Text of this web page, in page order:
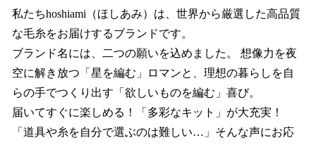
私たちhoshiami（ほしあみ）は、世界から厳選した高品質
な毛糸をお届けするブランドです。
ブランド名には、二つの願いを込めました。 想像力を夜
空に解き放つ「星を編む」ロマンと、理想の暮らしを自
らの手でつくり出す「欲しいものを編む」喜び。
届いてすぐに楽しめる！「多彩なキット」が大充実！
「道具や糸を自分で選ぶのは難しい…」そんな声にお応